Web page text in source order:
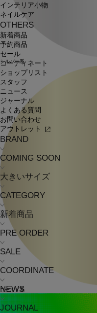
インテリア小物
ネイルケア
OTHERS
新着商品
予約商品
セール
コーディネート
ショップリスト
スタッフ
ニュース
ジャーナル
よくある質問
お問い合わせ
アウトレット
BRAND
COMING SOON
大きいサイズ
CATEGORY
新着商品
PRE ORDER
SALE
COORDINATE
NEWS
JOURNAL
シルバー系
ゴールド系